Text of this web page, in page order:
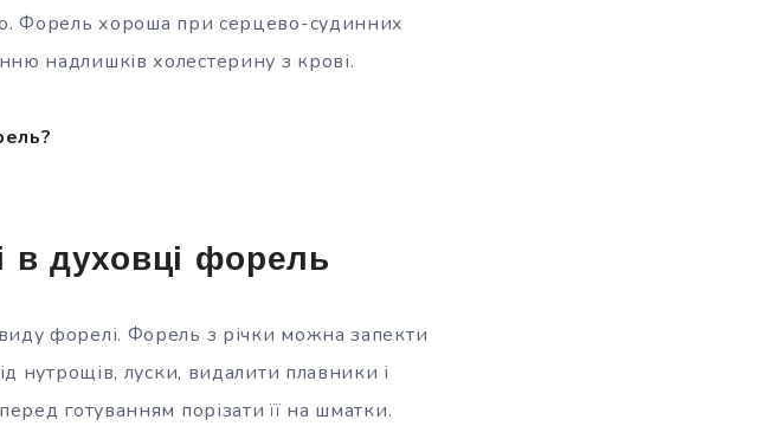
Форель хороша при серцево-судинних
надлишків холестерину з крові.
в духовці форель
форелі. Форель з річки можна запекти
нутрощів, луски, видалити плавники і
готуванням порізати її на шматки.